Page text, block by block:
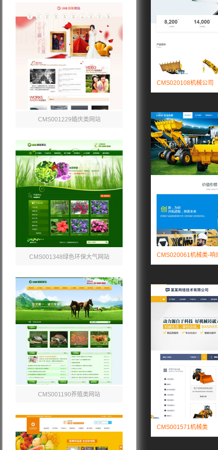
CMS001229婚庆类网站
CMS001348绿色环保大气网站
CMS001190养殖类网站
CMS020108机械公司
CMS020061机械类-响
CMS001571机械类